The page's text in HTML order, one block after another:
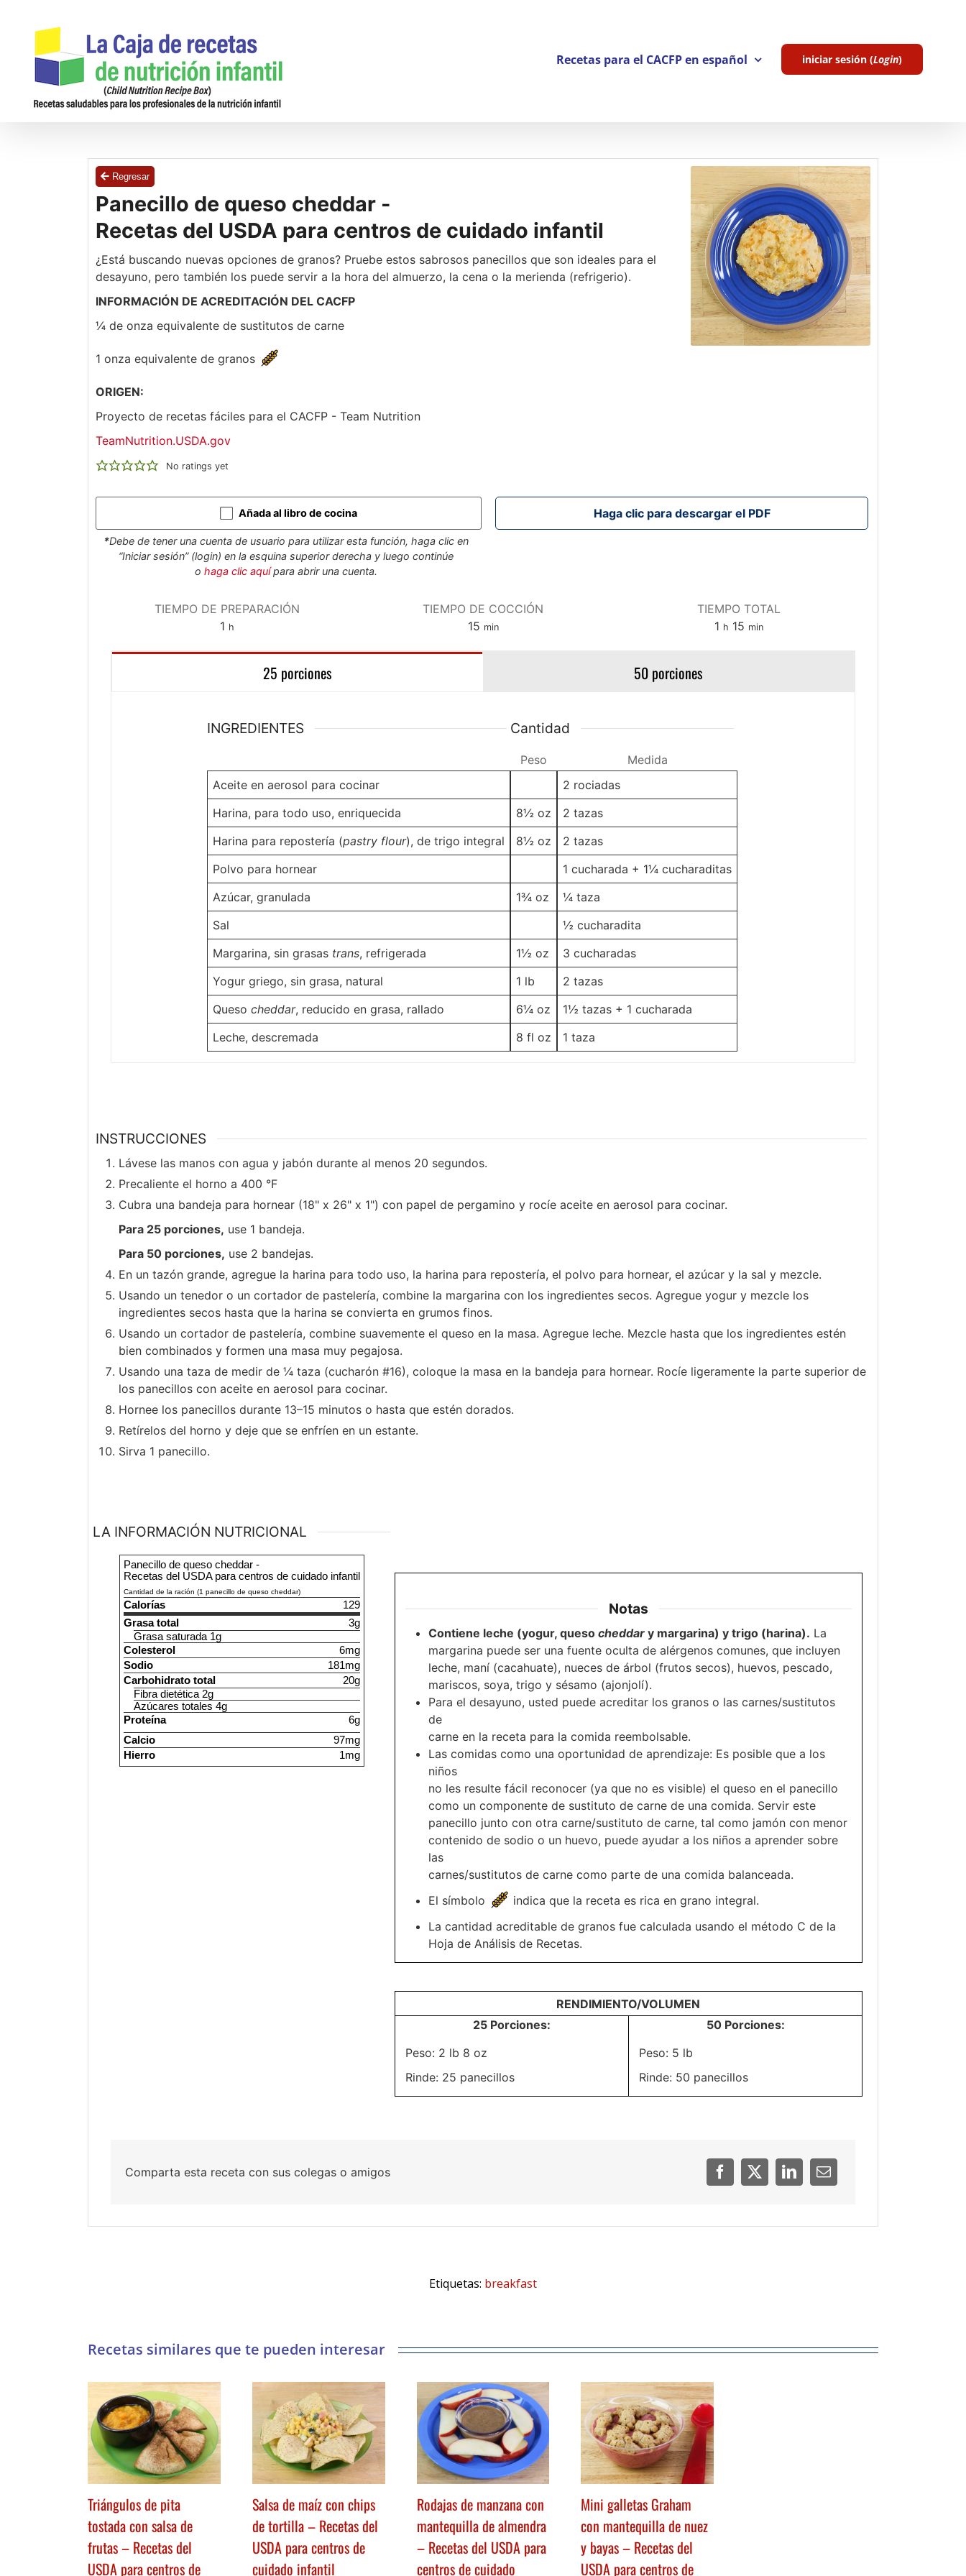
Recetas para el CACFP en español iniciar sesión (Login)
Regresar
Panecillo de queso cheddar -
Recetas del USDA para centros de cuidado infantil
¿Está buscando nuevas opciones de granos? Pruebe estos sabrosos panecillos que son ideales para el
desayuno, pero también los puede servir a la hora del almuerzo, la cena o la merienda (refrigerio).
INFORMACIÓN DE ACREDITACIÓN DEL CACFP
¼ de onza equivalente de sustitutos de carne
1 onza equivalente de granos
ORIGEN:
Proyecto de recetas fáciles para el CACFP - Team Nutrition
TeamNutrition.USDA.gov
No ratings yet
Añada al libro de cocina
*Debe de tener una cuenta de usuario para utilizar esta función, haga clic en
“Iniciar sesión” (login) en la esquina superior derecha y luego continúe
ohaga clic aquípara abrir una cuenta.
TIEMPO DE PREPARACIÓN
1hora
h
TIEMPO DE COCCIÓN
15minutos
min
TIEMPO TOTAL
1 hora
h 15 minutos
min
25 porciones 50 porciones
INGREDIENTES
Aceite en aerosol para cocinar
Harina, para todo uso, enriquecida
Harina para repostería (pastry flour), de trigo integral
Polvo para hornear
Azúcar, granulada
Sal
Margarina, sin grasas trans, refrigerada
Yogur griego, sin grasa, natural
Queso cheddar, reducido en grasa, rallado
Leche, descremada
Cantidad
Peso
8½ oz
8½ oz
1¾ oz
1½ oz
1 lb
6¼ oz
8 fl oz
Medida
2 rociadas
2 tazas
2 tazas
1 cucharada + 1¼ cucharaditas
¼ taza
½ cucharadita
3 cucharadas
2 tazas
1½ tazas + 1 cucharada
1 taza
INSTRUCCIONES
Lávese las manos con agua y jabón durante al menos 20 segundos.
Precaliente el horno a 400 °F
Cubra una bandeja para hornear (18" x 26" x 1") con papel de pergamino y rocíe aceite en aerosol para cocinar.
Para 25 porciones, use 1 bandeja.
Para 50 porciones, use 2 bandejas.
En un tazón grande, agregue la harina para todo uso, la harina para repostería, el polvo para hornear, el azúcar y la sal y mezcle.
Usando un tenedor o un cortador de pastelería, combine la margarina con los ingredientes secos. Agregue yogur y mezcle los
ingredientes secos hasta que la harina se convierta en grumos finos.
Usando un cortador de pastelería, combine suavemente el queso en la masa. Agregue leche. Mezcle hasta que los ingredientes estén
bien combinados y formen una masa muy pegajosa.
Usando una taza de medir de ¼ taza (cucharón #16), coloque la masa en la bandeja para hornear. Rocíe ligeramente la parte superior de
los panecillos con aceite en aerosol para cocinar.
Hornee los panecillos durante 13–15 minutos o hasta que estén dorados.
Retírelos del horno y deje que se enfríen en un estante.
Sirva 1 panecillo.
LA INFORMACIÓN NUTRICIONAL
Panecillo de queso cheddar -
Recetas del USDA para centros de cuidado infantil
Cantidad de la ración (1 panecillo de queso cheddar)
Calorías
129
Grasa total
3g
Grasa saturada 1g
Colesterol
6mg
Sodio
181mg
Carbohidrato total
20g
Fibra dietética 2g
Azúcares totales 4g
Proteína
6g
Calcio
97mg
Hierro
1mg
Notas
Contiene leche (yogur, queso cheddary margarina) y trigo (harina). La
margarina puede ser una fuente oculta de alérgenos comunes, que incluyen
leche, maní (cacahuate), nueces de árbol (frutos secos), huevos, pescado,
mariscos, soya, trigo y sésamo (ajonjolí).
Para el desayuno, usted puede acreditar los granos o las carnes/sustitutos
de
carne en la receta para la comida reembolsable.
Las comidas como una oportunidad de aprendizaje: Es posible que a los
niños
no les resulte fácil reconocer (ya que no es visible) el queso en el panecillo
como un componente de sustituto de carne de una comida. Servir este
panecillo junto con otra carne/sustituto de carne, tal como jamón con menor
contenido de sodio o un huevo, puede ayudar a los niños a aprender sobre
las
carnes/sustitutos de carne como parte de una comida balanceada.
El símbolo
indica que la receta es rica en grano integral.
La cantidad acreditable de granos fue calculada usando el método C de la
Hoja de Análisis de Recetas.
RENDIMIENTO/VOLUMEN
25 Porciones:
Peso: 2 lb 8 oz
Rinde: 25 panecillos
50 Porciones:
Peso: 5 lb
Rinde: 50 panecillos
Comparta esta receta con sus colegas o amigos
Etiquetas: breakfast
Triángulos de pita
tostada con salsa de
frutas – Recetas del
USDA para centros de
Salsa de maíz con chips
de tortilla – Recetas del
USDA para centros de
cuidado infantil
Rodajas de manzana con
mantequilla de almendra
– Recetas del USDA para
centros de cuidado
Mini galletas Graham
con mantequilla de nuez
y bayas – Recetas del
USDA para centros de